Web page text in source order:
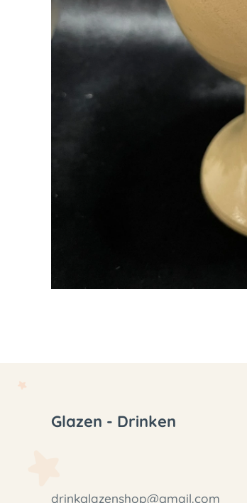
Glazen - Drinken
drinkglazenshop@gmail.com